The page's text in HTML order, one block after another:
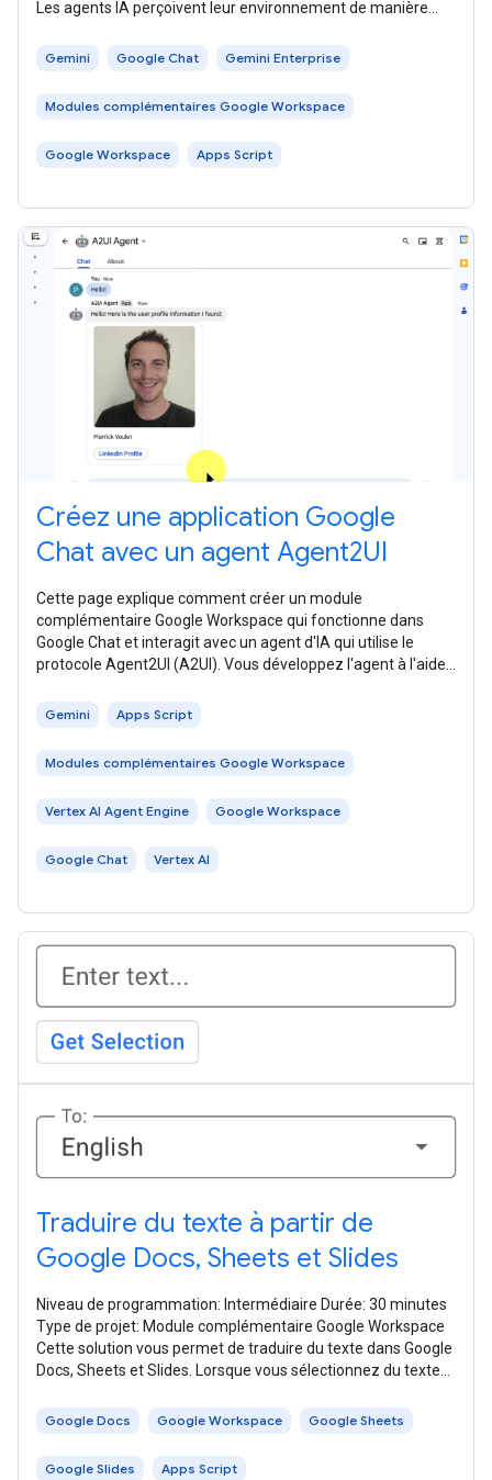
Les agents IA perçoivent leur environnement de manière
Gemini Google Chat Gemini Enterprise
Modules complémentaires Google Workspace
Google Workspace Apps Script
Créez une application Google
Chat avec un agent Agent2UI
Cette page explique comment créer un module
complémentaire Google Workspace qui fonctionne dans
Google Chat et interagit avec un agent d'IA qui utilise le
protocole Agent2UI (A2UI). Vous développez l'agent à l'aide
Gemini Apps Script
Modules complémentaires Google Workspace
Vertex AI Agent Engine Google Workspace
Google Chat Vertex AI
Traduire du texte à partir de
Google Docs, Sheets et Slides
Niveau de programmation: Intermédiaire Durée: 30 minutes
Type de projet: Module complémentaire Google Workspace
Cette solution vous permet de traduire du texte dans Google
Docs, Sheets et Slides. Lorsque vous sélectionnez du texte
Google Docs Google Workspace Google Sheets
Google Slides Apps Script